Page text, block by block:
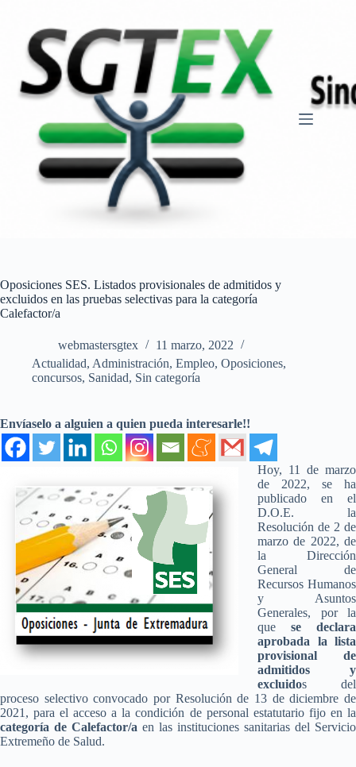
contenido
Oposiciones SES. Listados provisionales de admitidos y
excluidos en las pruebas selectivas para la categoría
Calefactor/a
webmastersgtex
11 marzo, 2022
Actualidad, Administración, Empleo, Oposiciones,
concursos, Sanidad, Sin categoría
Envíaselo a alguien a quien pueda interesarle!!
Hoy, 11 de marzo
de 2022, se ha
publicado en el
D.O.E. la
Resolución de 2 de
marzo de 2022, de
la Dirección
General de
Recursos Humanos
y Asuntos
Generales, por la
que se declara
aprobada la lista
provisional de
admitidos y
excluidos del
proceso selectivo convocado por Resolución de 13 de diciembre de
2021, para el acceso a la condición de personal estatutario fijo en la
categoría de Calefactor/a en las instituciones sanitarias del Servicio
Extremeño de Salud.